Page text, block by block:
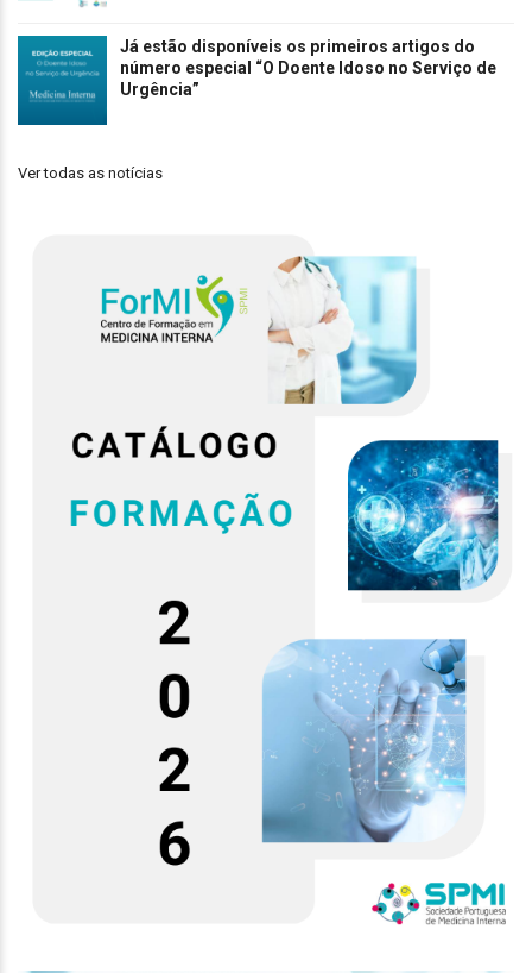
Já estão disponíveis os primeiros artigos do
número especial “O Doente Idoso no Serviço de
Urgência”
Ver todas as notícias